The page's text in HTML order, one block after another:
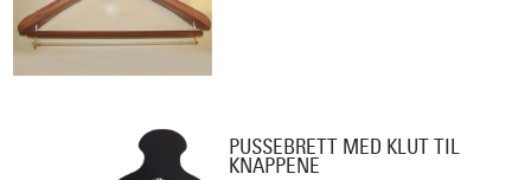
PUSSEBRETT MED KLUT TIL
KNAPPENE